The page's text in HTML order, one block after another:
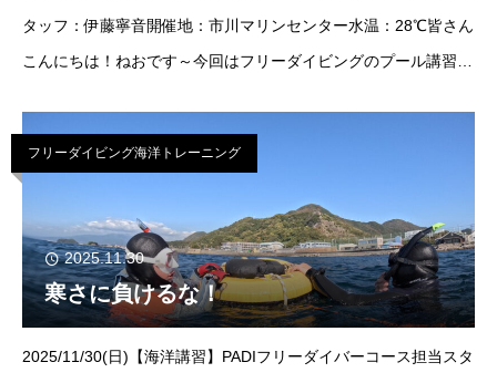
タッフ：伊藤寧音開催地：市川マリンセンター水温：28℃皆さん
こんにちは！ねおです～今回はフリーダイビングのプール講習
りがとうござい
フリーダイビング海洋トレーニング
2025.11.30
寒さに負けるな！
2025/11/30(日)【海洋講習】PADIフリーダイバーコース担当スタ